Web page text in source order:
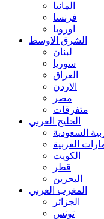
المانيا
فرنسا
اوروبا
الشرق الاوسط
لبنان
سوريا
العراق
الاردن
مصر
متفرقات
الخليج العربي
السعودية
العربية
الكويت
قطر
البحرين
المغرب العربي
الجزائر
تونس